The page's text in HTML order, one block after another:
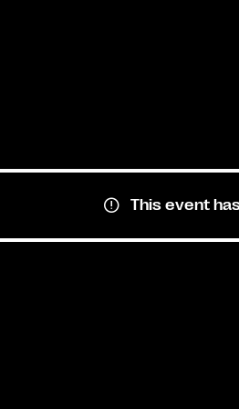
This event